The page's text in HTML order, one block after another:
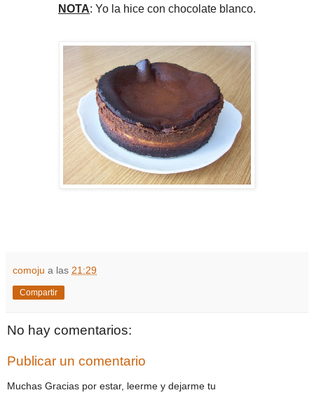
NOTA: Yo la hice con chocolate blanco.
comoju a las 21:29
Compartir
No hay comentarios:
Publicar un comentario
Muchas Gracias por estar, leerme y dejarme tu